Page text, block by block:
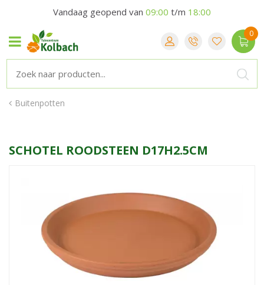
Buitenpotten
Vandaag geopend van 09:00 t/m 18:00
SCHOTEL ROODSTEEN D17H2.5CM